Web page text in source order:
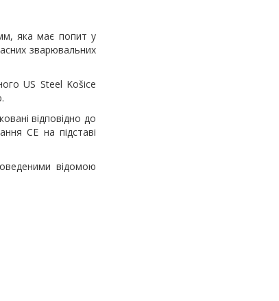
яка має попит у
зварювальних
US Steel Košice
відповідно до
CE на підставі
відомою